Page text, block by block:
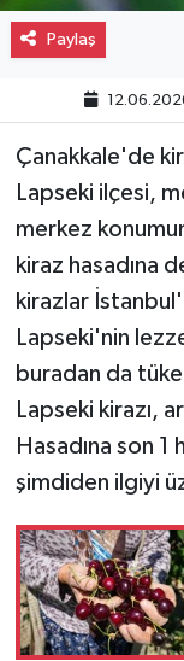
Paylaş
Çanakkale'de
Lapseki ilçesi,
merkez
kiraz hasadına
kirazlar
Lapseki'nin
buradan da
Lapseki kirazı,
Hasadına son
şimdiden ilgiyi